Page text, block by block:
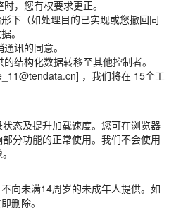
，您有权要求更正。
下（如处理目的已实现或您撤回同
。
讯的同意。
结构化数据转移至其他控制者。
，我们将在 15个工
态及提升加载速度。您可在浏览器
分功能的正常使用。我们不会使用
向未满14周岁的未成年人提供。如
删除。